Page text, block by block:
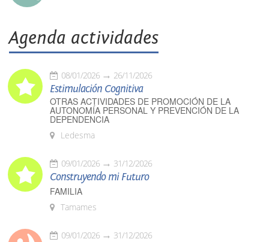
Agenda actividades
08/01/2026 26/11/2026
Estimulación Cognitiva
OTRAS ACTIVIDADES DE PROMOCIÓN DE LA
AUTONOMÍA PERSONAL Y PREVENCIÓN DE LA
DEPENDENCIA
Ledesma
09/01/2026 31/12/2026
Construyendo mi Futuro
FAMILIA
Tamames
09/01/2026 31/12/2026